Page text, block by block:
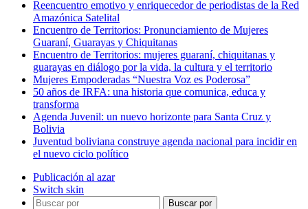
Reencuentro emotivo y enriquecedor de periodistas de la Red
Amazónica Satelital
Encuentro de Territorios: Pronunciamiento de Mujeres
Guaraní, Guarayas y Chiquitanas
Encuentro de Territorios: mujeres guaraní, chiquitanas y
guarayas en diálogo por la vida, la cultura y el territorio
Mujeres Empoderadas “Nuestra Voz es Poderosa”
50 años de IRFA: una historia que comunica, educa y
transforma
Agenda Juvenil: un nuevo horizonte para Santa Cruz y
Bolivia
Juventud boliviana construye agenda nacional para incidir en
el nuevo ciclo político
Publicación al azar
Switch skin
Buscar por